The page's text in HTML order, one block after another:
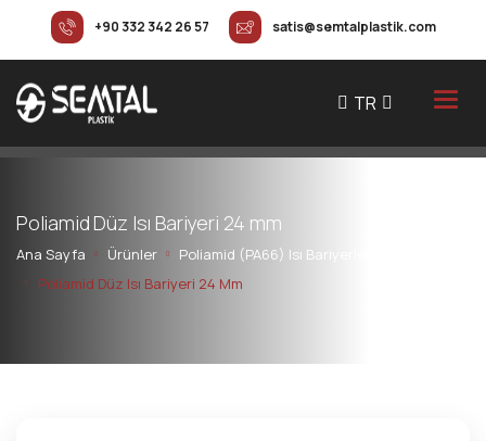
+90 332 342 26 57 satis@semtalplastik.com
TR
Poliamid Düz Isı Bariyeri 24 mm
Ana Sayfa Ürünler
Poliamid (PA66) Isı Bariyerleri
Poliamid Düz Isı Bariyeri 24 Mm